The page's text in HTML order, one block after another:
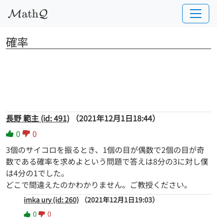
MathQ
確率
長野 範主 (id: 491)
（2021年12月1日18:44）
0
0
3個のサイコロを振るとき、1個の目が偶数で2個の目が奇
数である確率を求めよという問題で答えは8分の3に対し僕
は4分の1でした。
どこで間違えたのかわかりません。ご教授ください。
imka ury (id: 260)
（2021年12月1日19:03）
0
0